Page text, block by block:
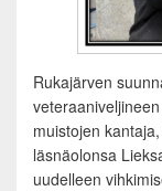
Rukajärven
muistojen
läsnäolonsa
uudelleen